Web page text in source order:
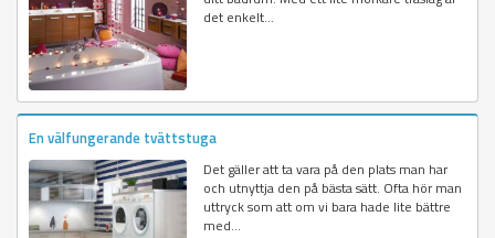
det enkelt...
En välfungerande tvättstuga
Det gäller att ta vara på den plats man har
och utnyttja den på bästa sätt. Ofta hör man
uttryck som att om vi bara hade lite bättre
med...